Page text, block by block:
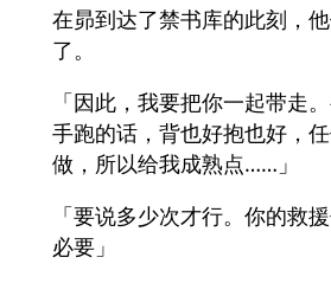
在昴到达了禁书库的此刻，
了。
「因此，我要把你一起带走
手跑的话，背也好抱也好，
做，所以给我成熟点……」
「要说多少次才行。你的救
必要」